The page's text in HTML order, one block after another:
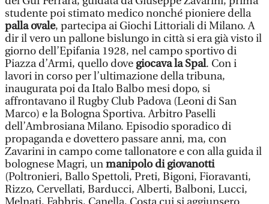
studente poi stimato medico nonché pioniere della
palla ovale, partecipa ai Giochi Littoriali di Milano. A
dir il vero un pallone bislungo in città si era già visto il
giorno dell’Epifania 1928, nel campo sportivo di
Piazza d’Armi, quello dove giocava la Spal. Con i
lavori in corso per l’ultimazione della tribuna,
inaugurata poi da Italo Balbo mesi dopo, si
affrontavano il Rugby Club Padova (Leoni di San
Marco) e la Bologna Sportiva. Arbitro Paselli
dell’Ambrosiana Milano. Episodio sporadico di
propaganda e dovettero passare anni, ma, con
Zavarini in campo come tallonatore e con alla guida il
bolognese Magri, unmanipolo di giovanotti
(Poltronieri, Ballo Spettoli, Preti, Bigoni, Fioravanti,
Rizzo, Cervellati, Barducci, Alberti, Balboni, Lucci,